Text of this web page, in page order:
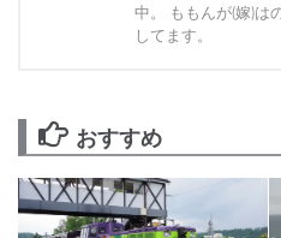
中。 ももんが(嫁)は
してます。
おすすめ